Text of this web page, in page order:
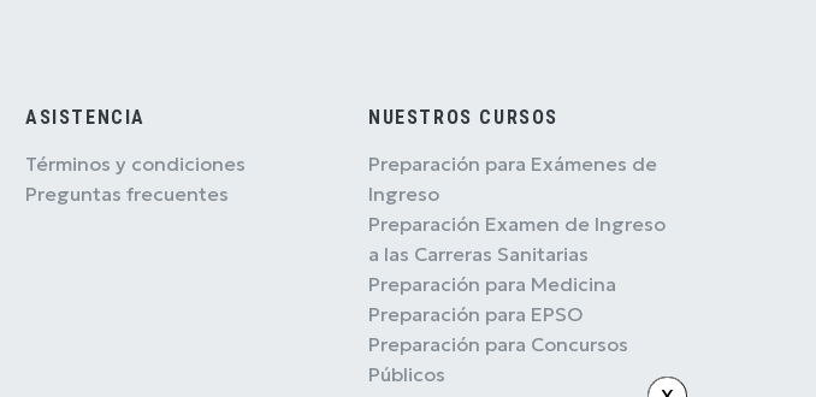
ASISTENCIA
Términos y condiciones
Preguntas frecuentes
NUESTROS CURSOS
Preparación para Exámenes de
Ingreso
Preparación Examen de Ingreso
a las Carreras Sanitarias
Preparación para Medicina
Preparación para EPSO
Preparación para Concursos
Públicos